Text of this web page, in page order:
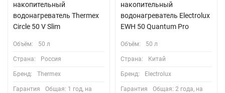
накопительный
водонагреватель Thermex
Circle 50 V Slim
Объём: 50 л
Страна: Россия
Бренд: Thermex
Гарантия
Общая: 1 год, на
накопительный
водонагреватель Electrolux
EWH 50 Quantum Pro
Объём: 50 л
Страна: Китай
Бренд: Electrolux
Гарантия
Общая: 2 года, на